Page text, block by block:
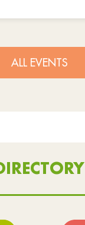
ALL EVENTS